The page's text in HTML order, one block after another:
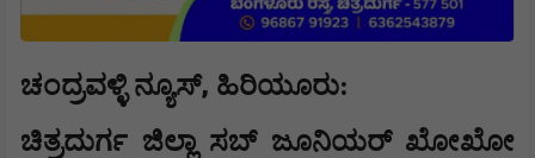
ಚಂದ್ರವಳ್ಳಿ ನ್ಯೂಸ್, ಹಿರಿಯೂರು:
ಚಿತ್ರದುರ್ಗ ಜಿಲ್ಲಾ ಸಬ್ ಜೂನಿಯರ್ ಖೋಖೋ